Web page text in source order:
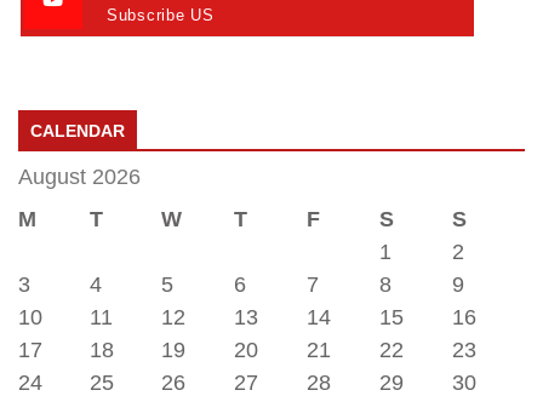
Subscribe US
CALENDAR
August 2026
M
T W T F S
S
1
2
3
4 5 6 7 8
9
10
11 12 13 14 15
16
17
18 19 20 21 22
23
24
25 26 27 28 29
30